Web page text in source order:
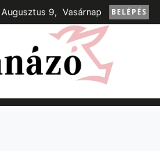
Augusztus 9, Vasárnap BELÉPÉS